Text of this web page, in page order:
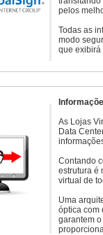
pelos
Todas as
modo
que exibirá
As Lojas
Data
Contando
estrutura é
virtual de
Uma
óptica com
garantem